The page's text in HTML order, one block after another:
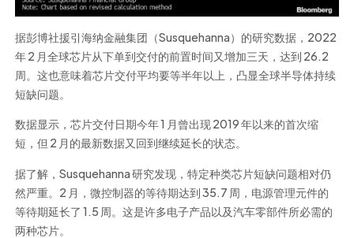
据彭博社援引海纳金融集团（Susquehanna）的研究数据，2022
年 2 月全球芯片从下单到交付的前置时间又增加三天，达到 26.2
周。这也意味着芯片交付平均要等半年以上，凸显全球半导体持续
短缺问题。
数据显示，芯片交付日期今年 1 月曾出现 2019 年以来的首次缩
短，但 2 月的最新数据又回到继续延长的状态。
据了解，Susquehanna 研究发现，特定种类芯片短缺问题相对仍
然严重。2 月，微控制器的等待期达到 35.7 周，电源管理元件的
等待期延长了 1.5 周。这是许多电子产品以及汽车零部件所必需的
两种芯片。